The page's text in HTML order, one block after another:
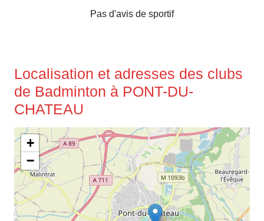
Pas d'avis de sportif
Localisation et adresses des clubs
de Badminton à PONT-DU-
CHATEAU
+
−